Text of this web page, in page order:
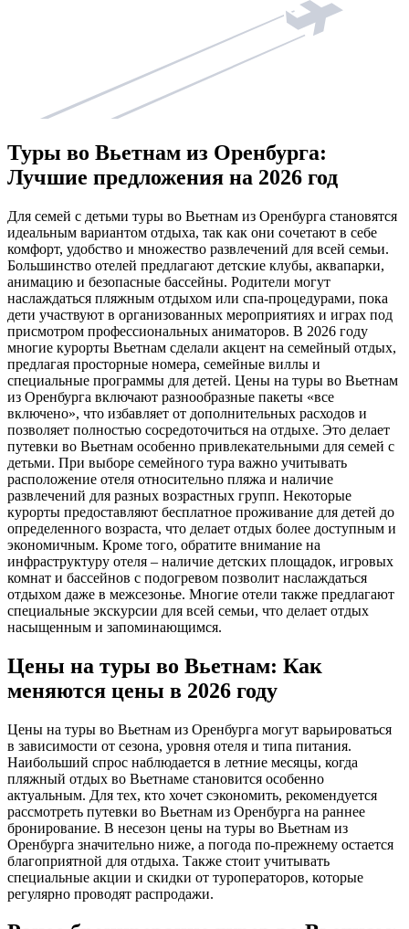
Туры во Вьетнам из Оренбурга:
Лучшие предложения на 2026 год
Для семей с детьми туры во Вьетнам из Оренбурга становятся
идеальным вариантом отдыха, так как они сочетают в себе
комфорт, удобство и множество развлечений для всей семьи.
Большинство отелей предлагают детские клубы, аквапарки,
анимацию и безопасные бассейны. Родители могут
наслаждаться пляжным отдыхом или спа-процедурами, пока
дети участвуют в организованных мероприятиях и играх под
присмотром профессиональных аниматоров. В 2026 году
многие курорты Вьетнам сделали акцент на семейный отдых,
предлагая просторные номера, семейные виллы и
специальные программы для детей. Цены на туры во Вьетнам
из Оренбурга включают разнообразные пакеты «все
включено», что избавляет от дополнительных расходов и
позволяет полностью сосредоточиться на отдыхе. Это делает
путевки во Вьетнам особенно привлекательными для семей с
детьми. При выборе семейного тура важно учитывать
расположение отеля относительно пляжа и наличие
развлечений для разных возрастных групп. Некоторые
курорты предоставляют бесплатное проживание для детей до
определенного возраста, что делает отдых более доступным и
экономичным. Кроме того, обратите внимание на
инфраструктуру отеля – наличие детских площадок, игровых
комнат и бассейнов с подогревом позволит наслаждаться
отдыхом даже в межсезонье. Многие отели также предлагают
специальные экскурсии для всей семьи, что делает отдых
насыщенным и запоминающимся.
Цены на туры во Вьетнам: Как
меняются цены в 2026 году
Цены на туры во Вьетнам из Оренбурга могут варьироваться
в зависимости от сезона, уровня отеля и типа питания.
Наибольший спрос наблюдается в летние месяцы, когда
пляжный отдых во Вьетнаме становится особенно
актуальным. Для тех, кто хочет сэкономить, рекомендуется
рассмотреть путевки во Вьетнам из Оренбурга на раннее
бронирование. В несезон цены на туры во Вьетнам из
Оренбурга значительно ниже, а погода по-прежнему остается
благоприятной для отдыха. Также стоит учитывать
специальные акции и скидки от туроператоров, которые
регулярно проводят распродажи.